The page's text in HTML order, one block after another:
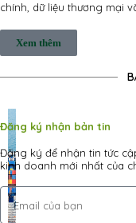
chính, dữ liệu thương mại
Xem thêm
Đăng ký nhận bản tin
Đăng ký để nhận tin tức
kinh doanh mới nhất của